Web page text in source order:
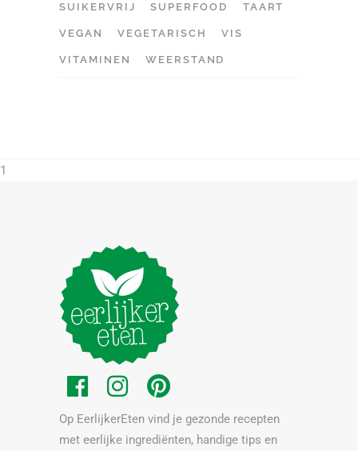
SUIKERVRIJ SUPERFOOD TAART
VEGAN VEGETARISCH VIS
VITAMINEN WEERSTAND
1
Op EerlijkerEten vind je gezonde recepten
met eerlijke ingrediënten, handige tips en